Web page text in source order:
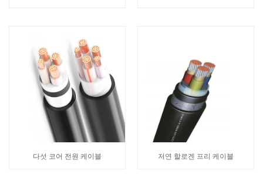
다섯 코어 전원 케이블 저연 할로겐 프리 케이블